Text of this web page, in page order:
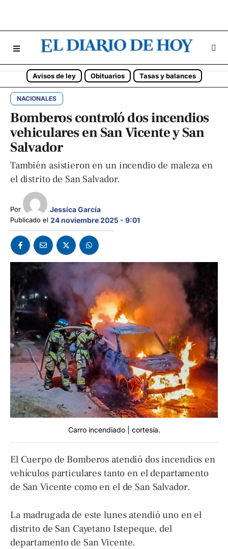
Avisos de ley Obituarios Tasas y balances
NACIONALES
Bomberos controló dos incendios
vehiculares en San Vicente y San
Salvador
También asistieron en un incendio de maleza en
el distrito de San Salvador.
Por Jessica García
Publicado el 24 noviembre 2025 - 9:01
Carro incendiado | cortesía.
El Cuerpo de Bomberos atendió dos incendios en
vehículos particulares tanto en el departamento
de San Vicente como en el de San Salvador.
La madrugada de este lunes atendió uno en el
distrito de San Cayetano Istepeque, del
departamento de San Vicente.